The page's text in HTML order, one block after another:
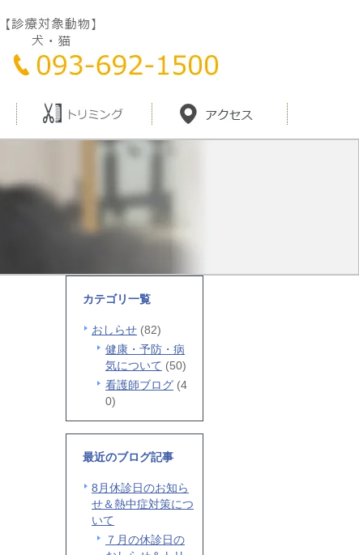
カテゴリ一覧
おしらせ (82)
健康・予防・病
気について (50)
看護師ブログ (4
0)
最近のブログ記事
8月休診日のお知ら
せ＆熱中症対策につ
いて
７月の休診日の